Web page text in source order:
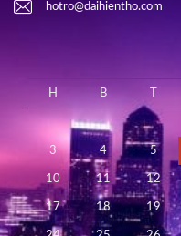
hotro@daihientho.com
H B
3 4 5
10 11 12
17 18 19